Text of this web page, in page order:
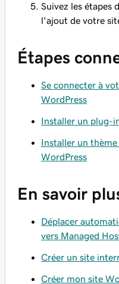
Suivez les étapes
l'ajout de votre
Étapes
Se connecter à
WordPress
Installer un plug-
Installer un
WordPress
En savoir
Déplacer
vers Managed
Créer un site
Créer mon site